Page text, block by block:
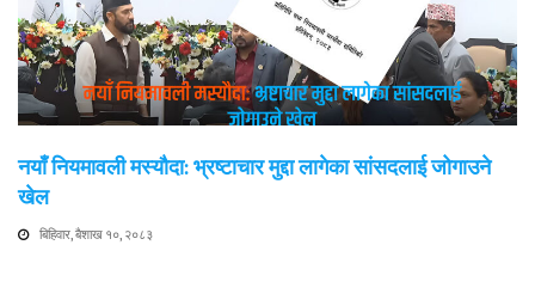
नयाँ नियमावली मस्यौदा: भ्रष्टाचार मुद्दा लागेका सांसदलाई जोगाउने
खेल
बिहिवार, बैशाख १०, २०८३